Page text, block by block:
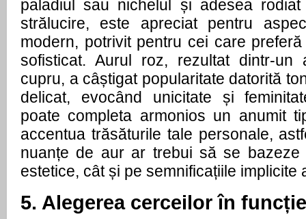
paladiul sau nichelul și adesea
strălucire, este apreciat pentru
modern, potrivit pentru cei care
sofisticat. Aurul roz, rezultat dintr-
cupru, a câștigat popularitate datorită
delicat, evocând unicitate și
poate completa armonios un anumit
accentua trăsăturile tale personale,
nuanțe de aur ar trebui să se bazeze
estetice, cât și pe semnificațiile implicite
5. Alegerea cerceilor în